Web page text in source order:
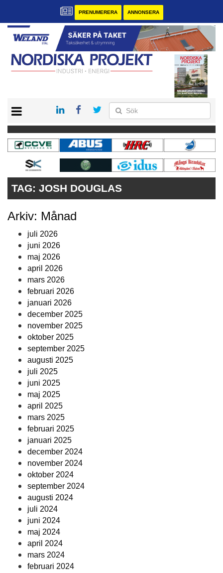
PRENUMERERA ANNONSERA
KONTAKT
VÅRA ANDRA MAGASIN
PRENUMERERA
ANNONSERA
TAG: JOSH DOUGLAS
Arkiv: Månad
juli 2026
juni 2026
maj 2026
april 2026
mars 2026
februari 2026
januari 2026
december 2025
november 2025
oktober 2025
september 2025
augusti 2025
juli 2025
juni 2025
maj 2025
april 2025
mars 2025
februari 2025
januari 2025
december 2024
november 2024
oktober 2024
september 2024
augusti 2024
juli 2024
juni 2024
maj 2024
april 2024
mars 2024
februari 2024